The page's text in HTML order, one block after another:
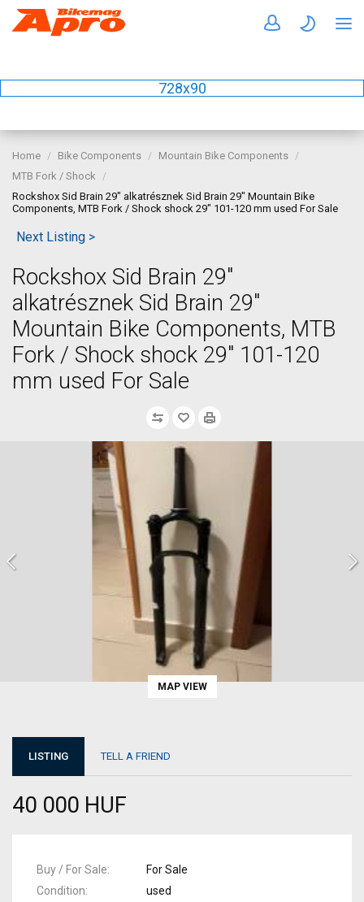
728x90
Home Bike Components
Mountain Bike Components
MTB Fork / Shock
Rockshox Sid Brain 29" alkatrésznek Sid Brain 29" Mountain Bike
Components, MTB Fork / Shock shock 29" 101-120 mm used For Sale
Next Listing >
Rockshox Sid Brain 29"
alkatrésznek Sid Brain 29"
Mountain Bike Components, MTB
Fork / Shock shock 29" 101-120
mm used For Sale
MAP VIEW
LISTING TELL A FRIEND
40 000 HUF
Buy / For Sale
For Sale
Condition
used